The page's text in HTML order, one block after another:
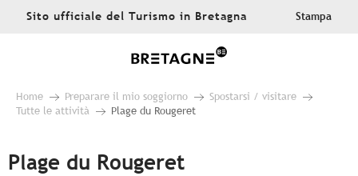
AllerSito ufficiale del Turismo in Bretagna Stampa
Home Preparare il mio soggiorno
Spostarsi / visitare
Tutte le attività
Plage du Rougeret
Plage du Rougeret